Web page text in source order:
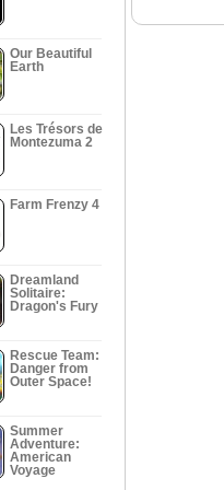
Our Beautiful
Earth
Les Trésors de
Montezuma 2
Farm Frenzy 4
Dreamland
Solitaire:
Dragon's Fury
Rescue Team:
Danger from
Outer Space!
Summer
Adventure:
American
Voyage